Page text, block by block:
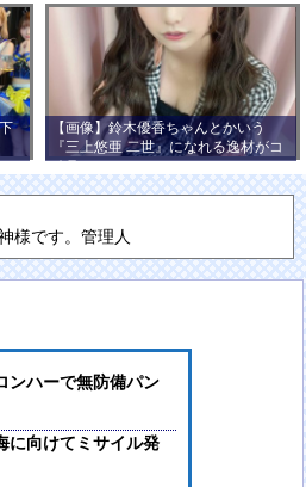
【画像】鈴木優香ちゃんとかいう
『三上悠亜 二世』になれる逸材がコ
チラ
様です。管理人
ンハーで無防備パン
に向けてミサイル発